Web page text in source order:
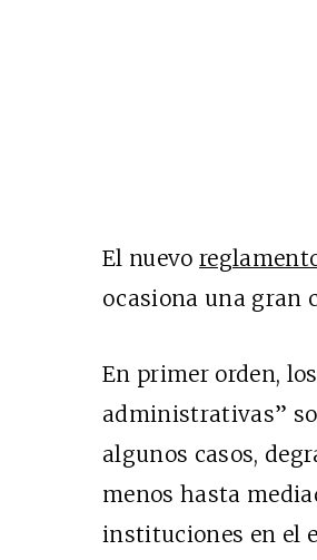
El nuevo
ocasiona una gran
En primer orden,
administrativas”
algunos casos,
menos hasta
instituciones en el